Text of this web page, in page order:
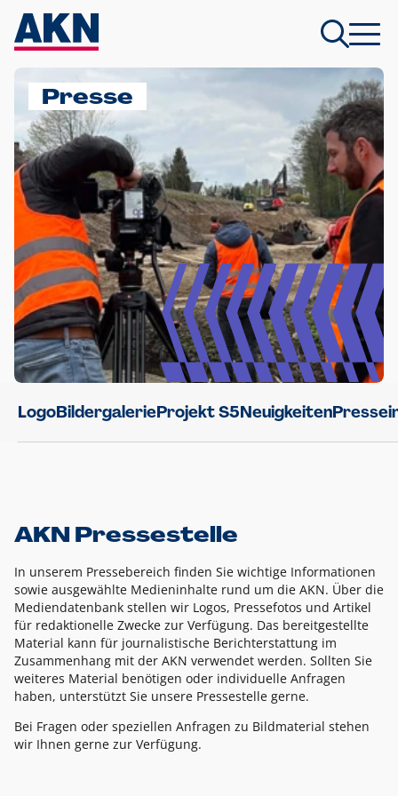
Presse
LogoBildergalerieProjekt S5Neuigkeiten
AKN Pressestelle
In unserem Pressebereich finden Sie wichtige Informationen
sowie ausgewählte Medieninhalte rund um die AKN. Über die
Mediendatenbank stellen wir Logos, Pressefotos und Artikel
für redaktionelle Zwecke zur Verfügung. Das bereitgestellte
Material kann für journalistische Berichterstattung im
Zusammenhang mit der AKN verwendet werden. Sollten Sie
weiteres Material benötigen oder individuelle Anfragen
haben, unterstützt Sie unsere Pressestelle gerne.
Bei Fragen oder speziellen Anfragen zu Bildmaterial stehen
wir Ihnen gerne zur Verfügung.